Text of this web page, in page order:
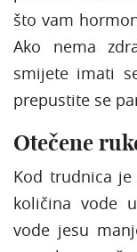
što vam
Ako nema
smijete imati
prepustite se
Otečene
Kod trudnica
količina vode
vode jesu